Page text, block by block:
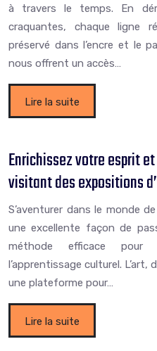
à travers le temps. En
craquantes, chaque ligne
préservé dans l’encre et le
nous offrent un accès…
Lire la suite
Enrichissez votre esprit
visitant des expositions
S’aventurer dans le monde
une excellente façon de
méthode efficace
l’apprentissage culturel.
une plateforme pour…
Lire la suite